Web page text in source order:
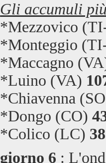
Gli accumuli
*Mezzovico
*Monteggio
*Maccagno
*Luino (VA)
*Chiavenna
*Dongo (CO)
*Colico (LC) 38
giorno 6 :